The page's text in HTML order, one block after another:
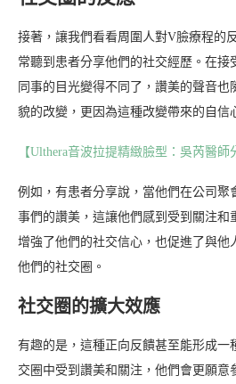
接著，讓我們看看周圍人對V臉療程的
常聽到患者分享他們的社交經歷。在接
同事的目光變得不同了，讚美的聲音
貌的改變，更因為這種改變帶來的自信
【Ulthera音波拉提精緻臉型：吳芮醫師
例如，有患者分享說，當他們在公司聚
事們的讚美，這讓他們感到受到關注和
增強了他們的社交信心，也促進了與他
他們的社交圈。
社交圈的擴大效應
有趣的是，這種正向反饋甚至能形成一
交圈中受到讚美和關注，他們會更願意